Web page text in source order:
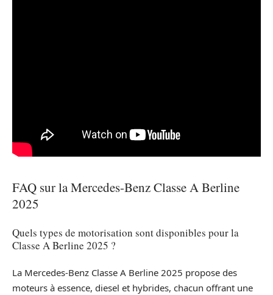
FAQ sur la Mercedes-Benz Classe A Berline
2025
Quels types de motorisation sont disponibles pour la
Classe A Berline 2025 ?
La Mercedes-Benz Classe A Berline 2025 propose des
moteurs à essence, diesel et hybrides, chacun offrant une